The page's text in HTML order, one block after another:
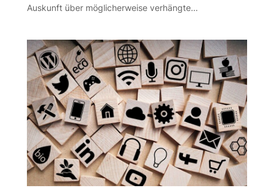
Auskunft über möglicherweise verhängte…